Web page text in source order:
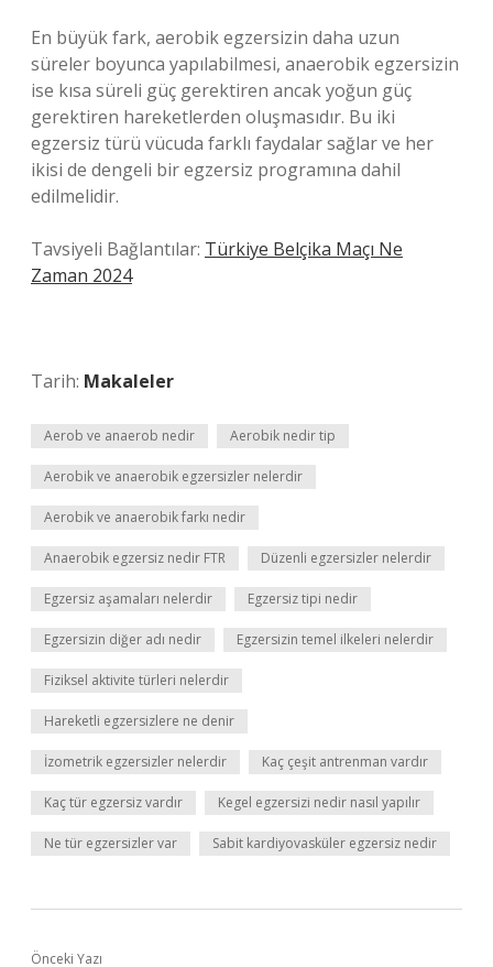
En büyük fark, aerobik egzersizin daha uzun
süreler boyunca yapılabilmesi, anaerobik egzersizin
ise kısa süreli güç gerektiren ancak yoğun güç
gerektiren hareketlerden oluşmasıdır. Bu iki
egzersiz türü vücuda farklı faydalar sağlar ve her
ikisi de dengeli bir egzersiz programına dahil
edilmelidir.
Tavsiyeli Bağlantılar: Türkiye Belçika Maçı Ne
Zaman 2024
Tarih: Makaleler
Aerob ve anaerob nedir Aerobik nedir tip
Aerobik ve anaerobik egzersizler nelerdir
Aerobik ve anaerobik farkı nedir
Anaerobik egzersiz nedir FTR Düzenli egzersizler nelerdir
Egzersiz aşamaları nelerdir Egzersiz tipi nedir
Egzersizin diğer adı nedir Egzersizin temel ilkeleri nelerdir
Fiziksel aktivite türleri nelerdir
Hareketli egzersizlere ne denir
İzometrik egzersizler nelerdir Kaç çeşit antrenman vardır
Kaç tür egzersiz vardır Kegel egzersizi nedir nasıl yapılır
Ne tür egzersizler var Sabit kardiyovasküler egzersiz nedir
Önceki Yazı